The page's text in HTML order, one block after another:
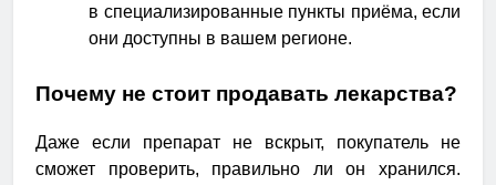
в специализированные пункты приёма, если
они доступны в вашем регионе.
Почему не стоит продавать лекарства?
Даже если препарат не вскрыт, покупатель не
сможет проверить, правильно ли он хранился.